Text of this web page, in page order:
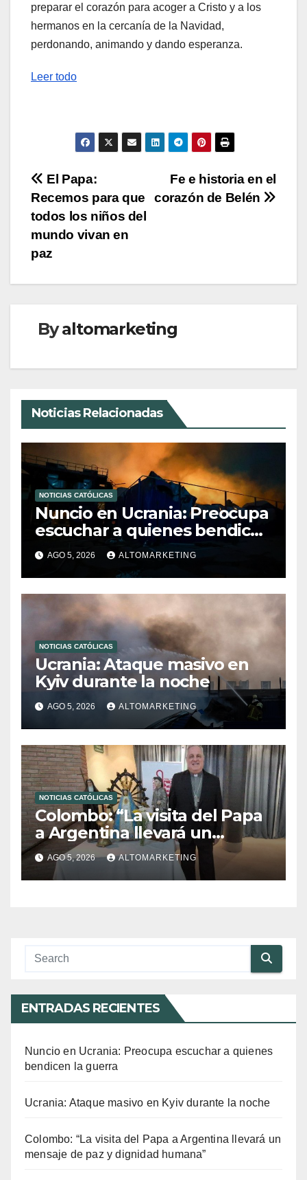
preparar el corazón para acoger a Cristo y a los
hermanos en la cercanía de la Navidad,
perdonando, animando y dando esperanza.
Leer todo
Navegación
de
entradas
Fe e historia en el
corazón de Belén
El Papa:
Recemos para que
todos los niños del
mundo vivan en
paz
Byaltomarketing
Noticias Relacionadas
NOTICIAS CATÓLICAS
Nuncio en Ucrania: Preocupa
escuchar a quienes bendicen
la guerra
AGO 5, 2026 ALTOMARKETING
NOTICIAS CATÓLICAS
Ucrania: Ataque masivo en
Kyiv durante la noche
AGO 5, 2026 ALTOMARKETING
NOTICIAS CATÓLICAS
Colombo: “La visita del Papa
a Argentina llevará un
mensaje de paz y dignidad
humana”
AGO 5, 2026 ALTOMARKETING
ENTRADAS RECIENTES
Nuncio en Ucrania: Preocupa escuchar a quienes
bendicen la guerra
Ucrania: Ataque masivo en Kyiv durante la noche
Colombo: “La visita del Papa a Argentina llevará un
mensaje de paz y dignidad humana”